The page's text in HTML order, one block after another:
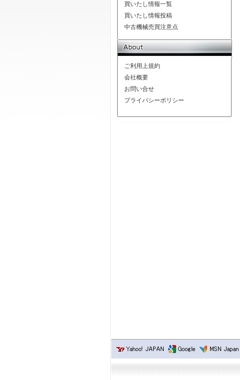
買いたし情報一覧
買いたし情報投稿
中古機械売買注意点
ご利用上規約
会社概要
お問い合せ
プライバシーポリシー